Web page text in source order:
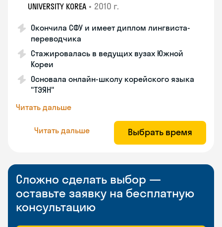
UNIVERSITY KOREA • 2010 г.
Окончила СФУ и имеет диплом лингвиста-
переводчика
Стажировалась в ведущих вузах Южной
Кореи
Основала онлайн-школу корейского языка
"ТЭЯН"
Читать дальше
Читать дальше Выбрать время
Сложно сделать выбор —
оставьте заявку на бесплатную
консультацию